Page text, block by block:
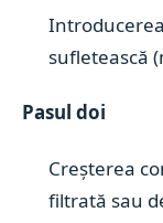
sufletească
Pasul doi
Creșterea
filtrată sau